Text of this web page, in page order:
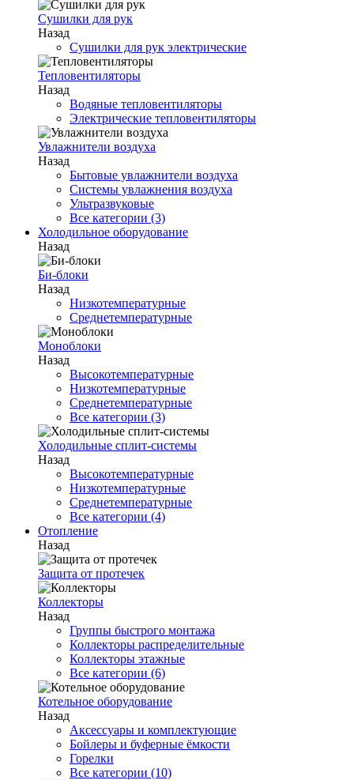
Сушилки для рук
Назад
Сушилки для рук электрические
Тепловентиляторы
Назад
Водяные тепловентиляторы
Электрические тепловентиляторы
Увлажнители воздуха
Назад
Бытовые увлажнители воздуха
Системы увлажнения воздуха
Ультразвуковые
Все категории (3)
Холодильное оборудование
Назад
Би-блоки
Назад
Низкотемпературные
Среднетемпературные
Моноблоки
Назад
Высокотемпературные
Низкотемпературные
Среднетемпературные
Все категории (3)
Холодильные сплит-системы
Назад
Высокотемпературные
Низкотемпературные
Среднетемпературные
Все категории (4)
Отопление
Назад
Защита от протечек
Коллекторы
Назад
Группы быстрого монтажа
Коллекторы распределительные
Коллекторы этажные
Все категории (6)
Котельное оборудование
Назад
Аксессуары и комплектующие
Бойлеры и буферные ёмкости
Горелки
Все категории (10)